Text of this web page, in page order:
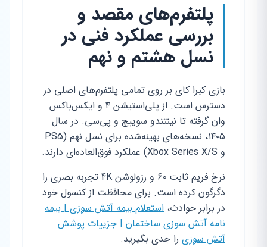
پلتفرم‌های مقصد و
بررسی عملکرد فنی در
نسل هشتم و نهم
بازی کبرا کای بر روی تمامی پلتفرم‌های اصلی در
دسترس است. از پلی‌استیشن ۴ و ایکس‌باکس
وان گرفته تا نینتندو سوییچ و پی‌سی. در سال
۱۴۰۵، نسخه‌های بهینه‌شده برای نسل نهم (PS5
و Xbox Series X/S) عملکرد فوق‌العاده‌ای دارند.
نرخ فریم ثابت ۶۰ و رزولوشن 4K تجربه بصری را
دگرگون کرده است. برای محافظت از کنسول خود
در برابر حوادث، استعلام بیمه آتش سوزی | بیمه
نامه آتش سوزی ساختمان | جزییات پوشش
آتش سوزی را جدی بگیرید.